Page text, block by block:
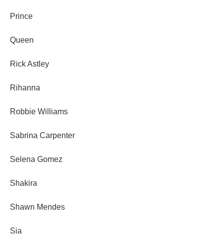
Prince
Queen
Rick Astley
Rihanna
Robbie Williams
Sabrina Carpenter
Selena Gomez
Shakira
Shawn Mendes
Sia